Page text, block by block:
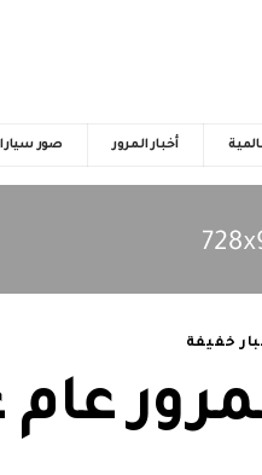
أخبار المرور صور
خفيفة